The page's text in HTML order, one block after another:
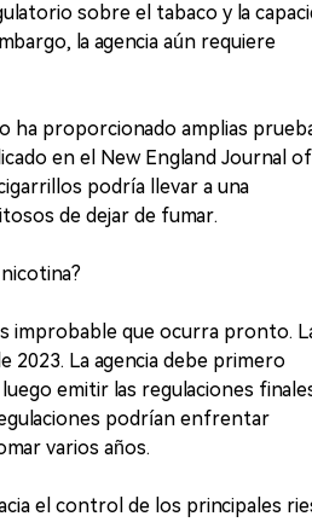
sobre el tabaco y la
la agencia aún requiere
ha proporcionado amplias
en el New England Journal of
podría llevar a una
de dejar de fumar.
improbable que ocurra pronto.
2023. La agencia debe primero
emitir las regulaciones
podrían enfrentar
varios años.
el control de los principales